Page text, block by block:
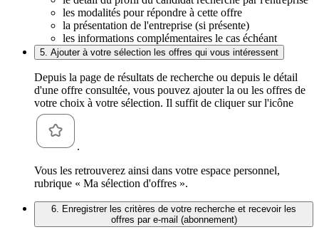
les modalités pour répondre à cette offre
la présentation de l'entreprise (si présente)
les informations complémentaires le cas échéant
5. Ajouter à votre sélection les offres qui vous intéressent
Depuis la page de résultats de recherche ou depuis le détail
d'une offre consultée, vous pouvez ajouter la ou les offres de
votre choix à votre sélection. Il suffit de cliquer sur l'icône
.
Vous les retrouverez ainsi dans votre espace personnel,
rubrique « Ma sélection d'offres ».
6. Enregistrer les critères de votre recherche et recevoir les
offres par e-mail (abonnement)